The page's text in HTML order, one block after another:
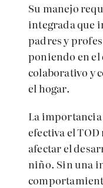
Su manejo
integrada que
padres y
poniendo en
colaborativo y
el hogar.
La
efectiva el
afectar el
niño. Sin una